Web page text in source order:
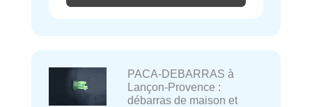
PACA-DEBARRAS à
Lançon-Provence :
débarras de maison et